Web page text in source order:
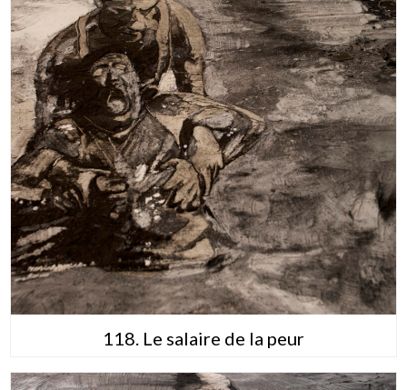
118. Le salaire de la peur